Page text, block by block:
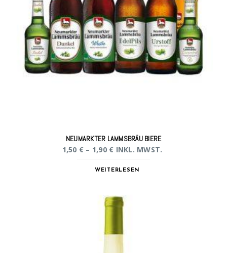
NEUMARKTER LAMMSBRÄU BIERE
1,50 € – 1,90 € INKL. MWST.
WEITERLESEN